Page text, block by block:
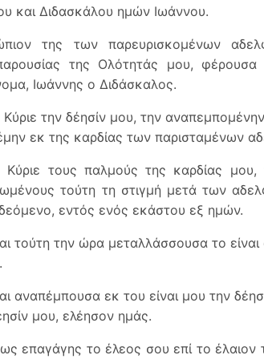
και Διδασκάλου ημών Ιωάννου.
της των παρευρισκομένων
της Ολότητάς μου,
Ιωάννης ο Διδάσκαλος.
την δέησίν μου, την
εκ της καρδίας των παρισταμένων
Κύριε τους παλμούς της καρδίας
τούτη τη στιγμή μετά των
εντός ενός εκάστου εξ ημών.
τούτη την ώρα μεταλλάσσουσα το
αναπέμπουσα εκ του είναι μου την
μου, ελέησον ημάς.
επαγάγης το έλεος σου επί το έλαιον